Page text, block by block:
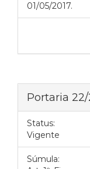
01/05/2017.
Portaria 22/
Status:
Vigente
Súmula: